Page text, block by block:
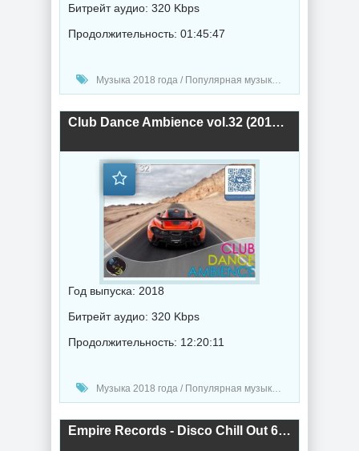
Битрейт аудио: 320 Kbps
Продолжительность: 01:45:47
Музыка 2018 года / Популярная музыка / Электронная музыка / Хаус музыка / Диско музыка
Club Dance Ambience vol.32 (2018) торрент
Год выпуска: 2018
Битрейт аудио: 320 Kbps
Продолжительность: 12:20:11
Музыка 2018 года / Популярная музыка / Электронная музыка / Хаус музыка / Музыка в машину
Empire Records - Disco Chill Out 6 (2018) торрент